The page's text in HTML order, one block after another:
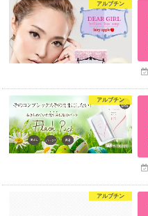
アルブチン
アルブチン
アルブチン